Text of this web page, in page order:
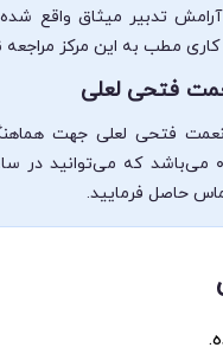
تدبیر میثاق واقع
مطب به این مرکز مراجعه
فتحی لعلی
فتحی لعلی جهت
ایشان ۰۹۱۸۶۷۳۲۶۰۰ می‌باشد که
حاصل فرمایید.